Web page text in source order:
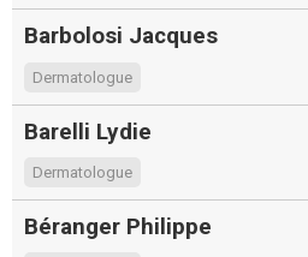
Barbolosi Jacques
Dermatologue
Barelli Lydie
Dermatologue
Béranger Philippe